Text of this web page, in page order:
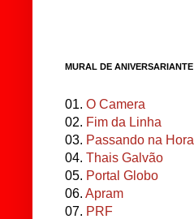
MURAL DE ANIVERSARIANTE
01. O Camera
02. Fim da Linha
03. Passando na Hora
04. Thais Galvão
05. Portal Globo
06. Apram
07. PRF